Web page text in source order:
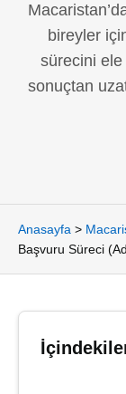
bireyler
sürecini ele
sonuçtan
Anasayfa >
Başvuru Süreci